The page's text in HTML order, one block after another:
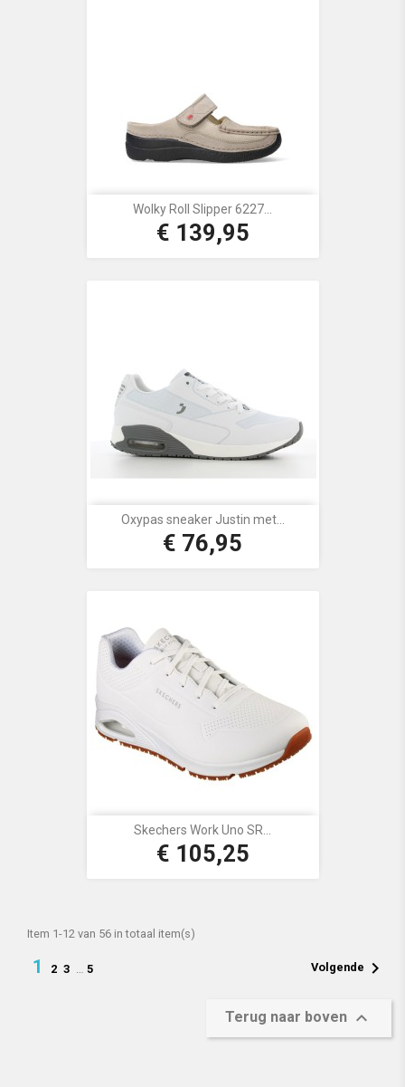
Wolky Roll Slipper 6227...
Prijs
€ 139,95
Oxypas sneaker Justin met...
Prijs
€ 76,95
Skechers Work Uno SR...
Prijs
€ 105,25
Item 1-12 van 56 in totaal item(s)
1 2 3 … 5 Volgende 
Terug naar boven 